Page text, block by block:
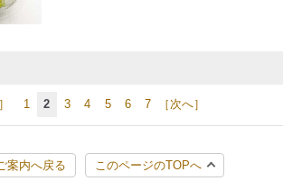
1 2 3 4 5 6 7 ［次へ］
案内へ戻る このページのTOPへ